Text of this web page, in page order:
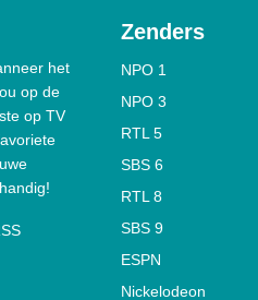
het
op de
op TV
Zenders
NPO 1
NPO 3
RTL 5
SBS 6
RTL 8
SBS 9
ESPN
Nickelodeon